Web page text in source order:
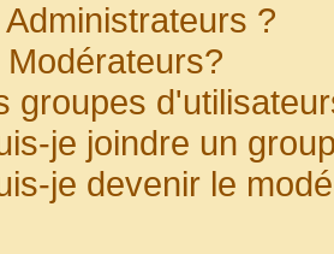
?
groupes
je joindre un
je devenir le